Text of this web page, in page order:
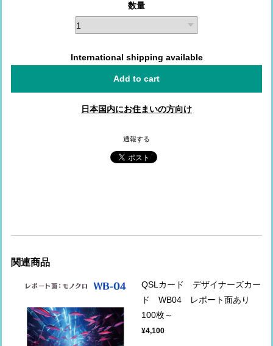
数量
International shipping available
Add to cart
日本国内にお住まいの方向け
通報する
関連商品
QSLカード デザイナーズカー
ド WB04 レポート面あり
100枚～
¥4,100